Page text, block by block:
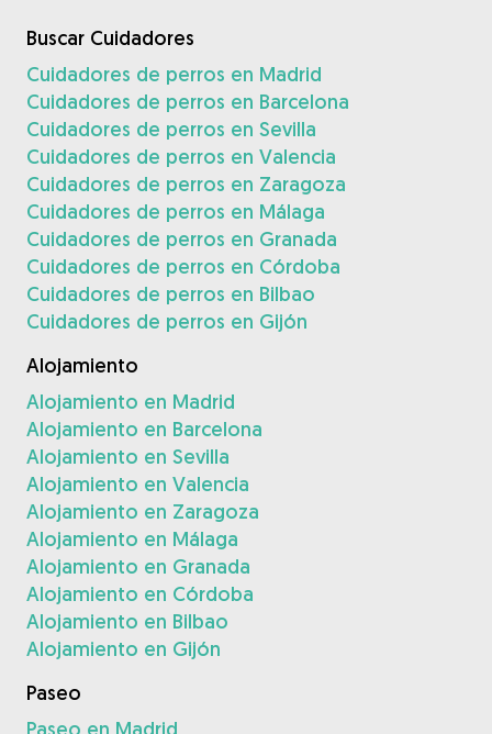
Buscar Cuidadores
Cuidadores de perros en Madrid
Cuidadores de perros en Barcelona
Cuidadores de perros en Sevilla
Cuidadores de perros en Valencia
Cuidadores de perros en Zaragoza
Cuidadores de perros en Málaga
Cuidadores de perros en Granada
Cuidadores de perros en Córdoba
Cuidadores de perros en Bilbao
Cuidadores de perros en Gijón
Alojamiento
Alojamiento en Madrid
Alojamiento en Barcelona
Alojamiento en Sevilla
Alojamiento en Valencia
Alojamiento en Zaragoza
Alojamiento en Málaga
Alojamiento en Granada
Alojamiento en Córdoba
Alojamiento en Bilbao
Alojamiento en Gijón
Paseo